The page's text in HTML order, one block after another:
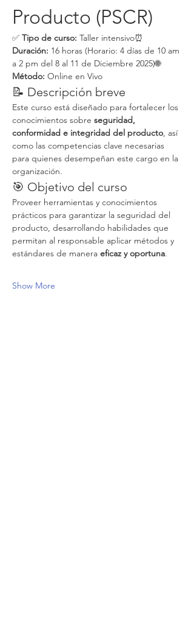
Producto (PSCR)
✅ Tipo de curso: Taller intensivo⏰
Duración: 16 horas (Horario: 4 días de 10 am
a 2 pm del 8 al 11 de Diciembre 2025)🌐
Método: Online en Vivo
📝 Descripción breve
Este curso está diseñado para fortalecer los
conocimientos sobre seguridad,
conformidad e integridad del producto, así
como las competencias clave necesarias
para quienes desempeñan este cargo en la
organización.
🎯 Objetivo del curso
Proveer herramientas y conocimientos
prácticos para garantizar la seguridad del
producto, desarrollando habilidades que
permitan al responsable aplicar métodos y
estándares de manera eficaz y oportuna.
Show More